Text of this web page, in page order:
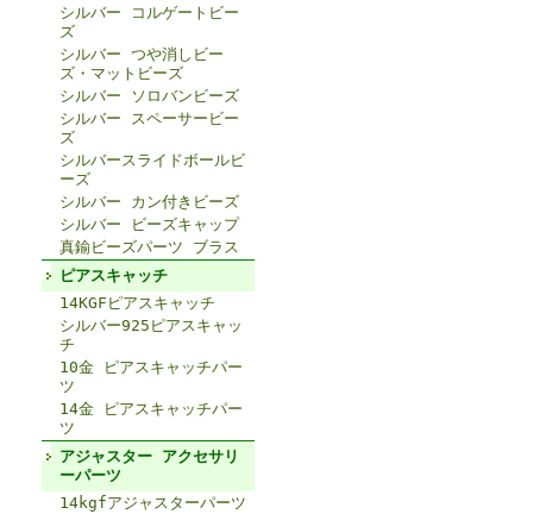
シルバー コルゲートビー
ズ
シルバー つや消しビー
ズ・マットビーズ
シルバー ソロバンビーズ
シルバー スペーサービー
ズ
シルバースライドボールビ
ーズ
シルバー カン付きビーズ
シルバー ビーズキャップ
真鍮ビーズパーツ ブラス
ピアスキャッチ
14KGFピアスキャッチ
シルバー925ピアスキャッ
チ
10金 ピアスキャッチパー
ツ
14金 ピアスキャッチパー
ツ
アジャスター アクセサリ
ーパーツ
14kgfアジャスターパーツ